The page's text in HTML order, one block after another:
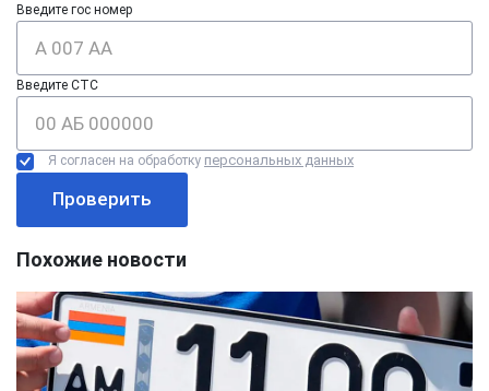
Введите гос номер
Введите СТС
Я согласен на обработку персональных данных
Проверить
Похожие новости